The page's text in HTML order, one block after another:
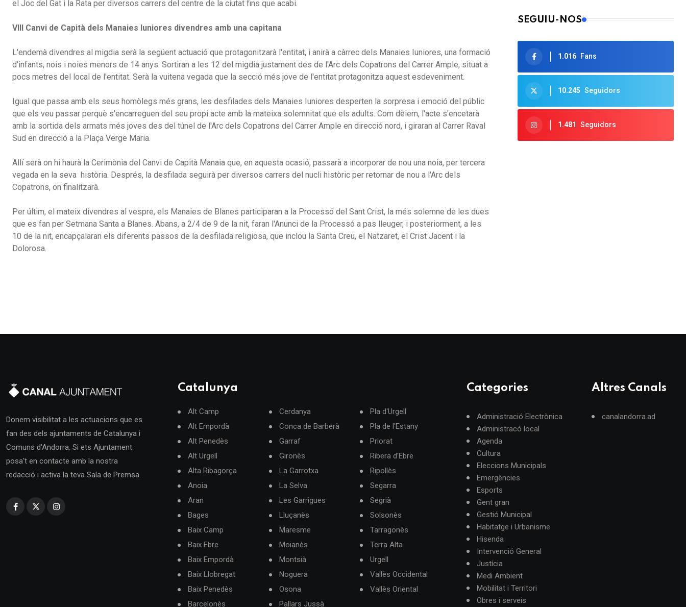
el Joc del Gat i la Rata per diversos carrers del centre de la ciutat fins que acabi.
VIII Canvi de Capità dels Manaies Iuniores divendres amb una capitana
L'endemà divendres al migdia serà la següent actuació que protagonitzarà l'entitat, i anirà a càrrec dels Manaies Iuniores, una formació
d'infants, nois i noies menors de 14 anys. Sortiran a les 12 del migdia justament des de l'Arc dels Copatrons del Carrer Ample, situat a
pocs metres del local de l'entitat. Serà la vuitena vegada que la secció més jove de l'entitat protagonitza aquest esdeveniment.
Igual que passa amb els seus homòlegs més grans, les desfilades dels Manaies Iuniores desperten la sorpresa i emoció del públic
que els veu passar perquè s'encarreguen del seu propi acte amb la mateixa solemnitat que els adults. Com dèiem, l'acte s'encetarà
amb la sortida dels armats més joves des del túnel de l'Arc dels Copatrons del Carrer Ample en direcció nord, i giraran al Carrer Raval
Sud en direcció a la Plaça Verge Maria.
Allí serà on hi haurà la Cerimònia del Canvi de Capità Manaia que, en aquesta ocasió, passarà a incorporar de nou una noia, per tercera
vegada en la seva història. Després, la desfilada seguirà per diversos carrers del nucli històric per retornar de nou a l'Arc dels
Copatrons, on finalitzarà.
Per últim, el mateix divendres al vespre, els Manaies de Blanes participaran a la Processó del Sant Crist, la més solemne de les dues
que es fan per Setmana Santa a Blanes. Abans, a 2/4 de 9 de la nit, faran l'Anunci de la Processó a pas lleuger, i posteriorment, a les
10 de la nit, encapçalaran els diferents passos de la desfilada religiosa, que inclou la Santa Creu, el Natzaret, el Crist Jacent i la
Dolorosa.
SEGUIU-NOS
1.016 Fans
10.245 Seguidors
1.481 Seguidors
Donem visibilitat a les actuacions que es
fan des dels ajuntaments de Catalunya i
Comuns d'Andorra. Si ets Ajuntament
posa't en contacte amb la nostra
redacció i activa la teva Sala de Premsa.
Catalunya
Alt Camp
Alt Empordà
Alt Penedès
Alt Urgell
Alta Ribagorça
Anoia
Aran
Bages
Baix Camp
Baix Ebre
Baix Empordà
Baix Llobregat
Baix Penedès
Barcelonès
Cerdanya
Conca de Barberà
Garraf
Gironès
La Garrotxa
La Selva
Les Garrigues
Lluçanès
Maresme
Moianès
Montsià
Noguera
Osona
Pallars Jussà
Pla d'Urgell
Pla de l'Estany
Priorat
Ribera d'Ebre
Ripollès
Segarra
Segrià
Solsonès
Tarragonès
Terra Alta
Urgell
Vallès Occidental
Vallès Oriental
Categories
Administració Electrònica
Administracó local
Agenda
Cultura
Eleccions Municipals
Emergències
Esports
Gent gran
Gestió Municipal
Habitatge i Urbanisme
Hisenda
Intervenció General
Justícia
Medi Ambient
Mobilitat i Territori
Obres i serveis
Altres Canals
canalandorra.ad